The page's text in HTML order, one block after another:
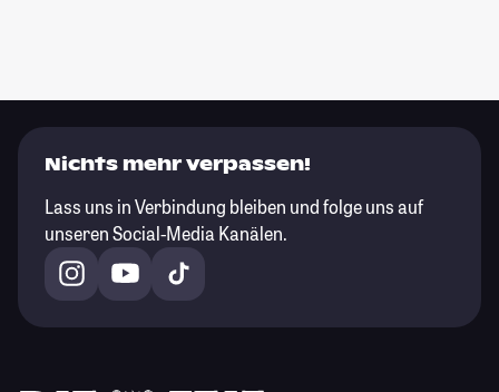
Nichts mehr verpassen!
Lass uns in Verbindung bleiben und folge uns auf
unseren Social-Media Kanälen.